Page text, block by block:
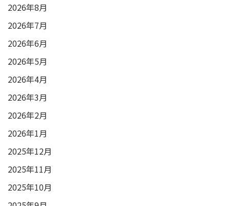
2026年8月
2026年7月
2026年6月
2026年5月
2026年4月
2026年3月
2026年2月
2026年1月
2025年12月
2025年11月
2025年10月